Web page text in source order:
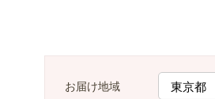
お届け地域